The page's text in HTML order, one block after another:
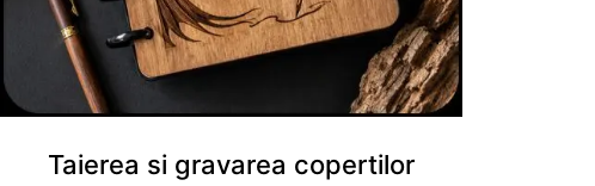
Taierea si gravarea copertilor